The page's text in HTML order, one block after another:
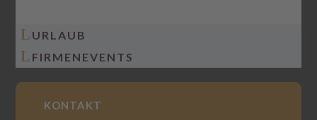
L URLAUB
L FIRMENEVENTS
KONTAKT